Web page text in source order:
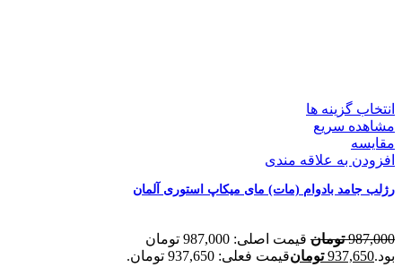
انتخاب گزینه ها
مشاهده سریع
مقایسه
افزودن به علاقه مندی
رژلب جامد بادوام (مات) مای میکاپ استوری آلمان
987,000 تومان
قیمت اصلی: 987,000 تومان
بود.937,650 تومانقیمت فعلی: 937,650 تومان.